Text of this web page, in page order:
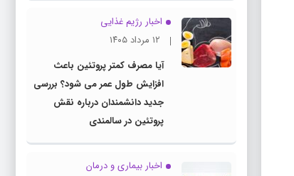
اخبار رژیم غذایی
۱۲ مرداد ۱۴۰۵
آیا مصرف کمتر پروتئین باعث
افزایش طول عمر می شود؟ بررسی
جدید دانشمندان درباره نقش
پروتئین در سالمندی
اخبار بیماری و درمان